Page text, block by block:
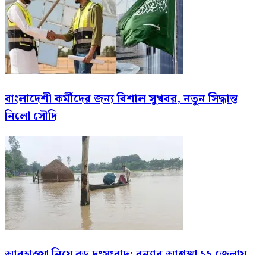
বাংলাদেশী কর্মীদের জন্য বিশাল সুখবর, নতুন সিদ্ধান্ত
নিলো সৌদি